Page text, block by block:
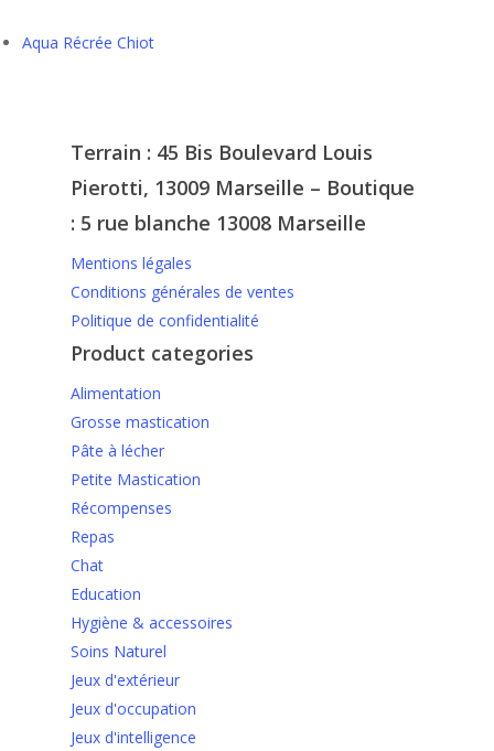
Aqua Récrée Chiot
Terrain : 45 Bis Boulevard Louis
Pierotti, 13009 Marseille – Boutique
: 5 rue blanche 13008 Marseille
Mentions légales
Conditions générales de ventes
Politique de confidentialité
Product categories
Alimentation
Grosse mastication
Pâte à lécher
Petite Mastication
Récompenses
Repas
Chat
Education
Hygiène & accessoires
Soins Naturel
Jeux d'extérieur
Jeux d'occupation
Jeux d'intelligence